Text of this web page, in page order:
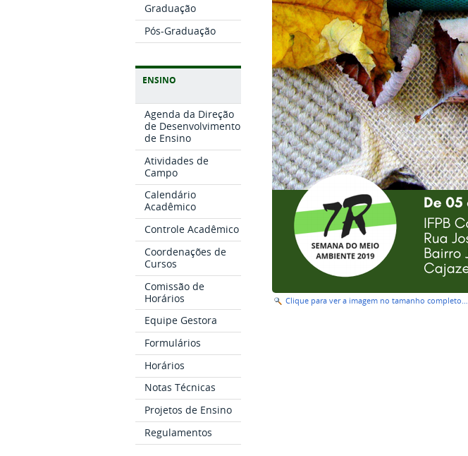
Graduação
Pós-Graduação
ENSINO
Agenda da Direção
de Desenvolvimento
de Ensino
Atividades de
Campo
Calendário
Acadêmico
Controle Acadêmico
Coordenações de
Cursos
Comissão de
Horários
Equipe Gestora
Formulários
Horários
Notas Técnicas
Projetos de Ensino
Regulamentos
Clique para ver a imagem no tamanho completo…